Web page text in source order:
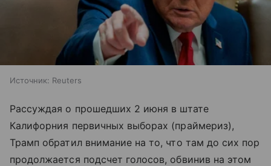
Источник: Reuters
Рассуждая о прошедших 2 июня в штате
Калифорния первичных выборах (праймериз),
Трамп обратил внимание на то, что там до сих пор
продолжается подсчет голосов, обвинив на этом